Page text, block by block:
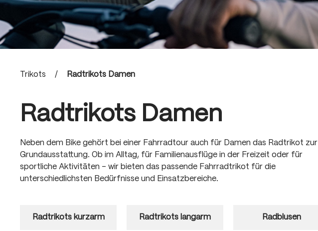
Trikots / Radtrikots Damen
Radtrikots Damen
Neben dem Bike gehört bei einer Fahrradtour auch für Damen das Radtrikot zur
Grundausstattung. Ob im Alltag, für Familienausflüge in der Freizeit oder für
sportliche Aktivitäten – wir bieten das passende Fahrradtrikot für die
unterschiedlichsten Bedürfnisse und Einsatzbereiche.
Radtrikots kurzarm Radtrikots langarm Radblusen